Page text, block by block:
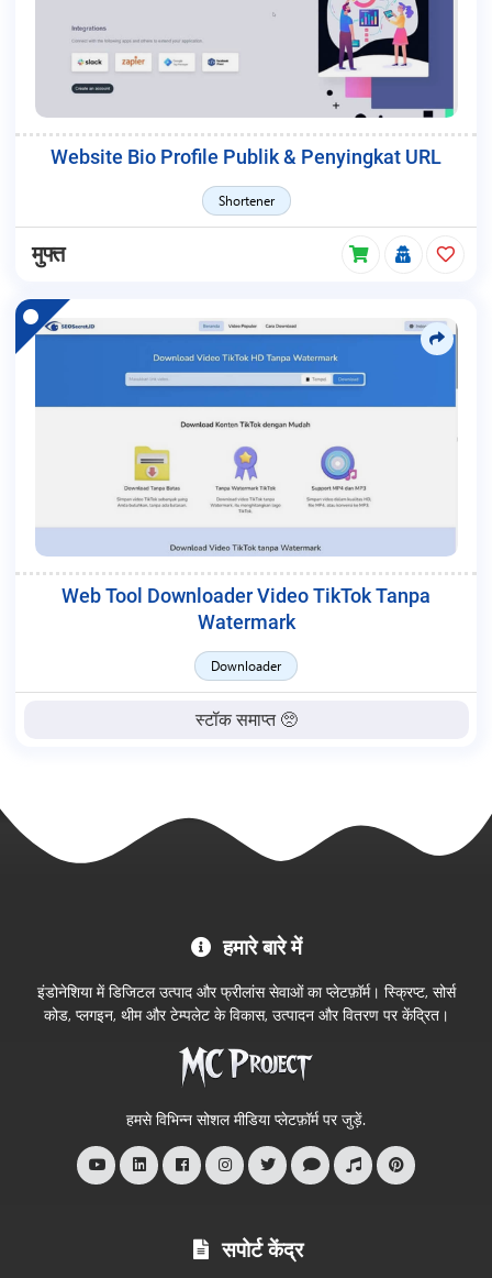
Website Bio Profile Publik & Penyingkat URL
Shortener
मुफ्त
Web Tool Downloader Video TikTok Tanpa
Watermark
Downloader
स्टॉक समाप्त 🥺
आधिकारिक
हमारे बारे में
इंडोनेशिया में डिजिटल उत्पाद और फ्रीलांस सेवाओं का प्लेटफ़ॉर्म। स्क्रिप्ट, सोर्स
कोड, प्लगइन, थीम और टेम्पलेट के विकास, उत्पादन और वितरण पर केंद्रित।
हमसे विभिन्न सोशल मीडिया प्लेटफ़ॉर्म पर जुड़ें.
सपोर्ट केंद्र